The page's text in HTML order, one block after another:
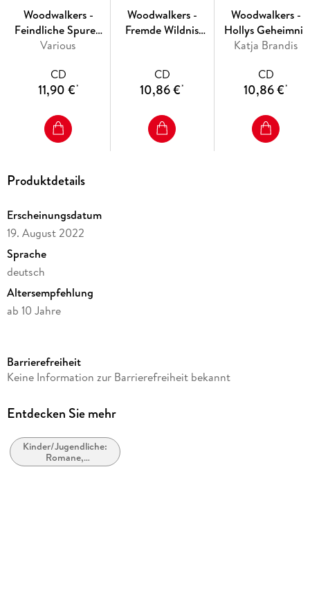
Woodwalkers -
Feindliche Spuren
(Hörspiel zu Band 5)
Various
CD
11,90 €*
Woodwalkers -
Fremde Wildnis
CD
10,86 €*
Woodwalkers -
Hollys Geheimnis
(Hörspiel zu Band
Katja Brandis
CD
10,86 €*
Produktdetails
Erscheinungsdatum
19. August 2022
Sprache
deutsch
Altersempfehlung
ab 10 Jahre
Autor/Autorin
Label
Produktart
MP3
Barrierefreiheit
Keine Information zur Barrierefreiheit bekannt
Entdecken Sie mehr
Kinder/Jugendliche:
Romane,
Erzählungen,